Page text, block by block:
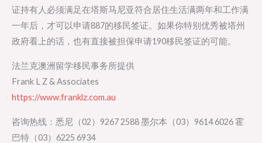
证持有人必须满足在塔斯马尼亚符合居住生活满两年和工作满
一年后，才可以申请887的移民签证。如果你特别优秀被塔州
政府看上的话，也有直接被担保申请190移民签证的可能。
法兰克澳洲留学移民事务所提供
Frank L Z & Associates
https://www.franklz.com.au
咨询热线：悉尼（02）9267 2588 墨尔本（03）9614 6026 霍
巴特（03）6225 6934